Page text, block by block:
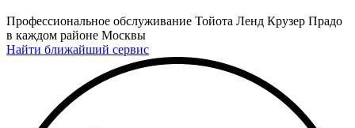
Профессиональное обслуживание Тойота Ленд Крузер Прадо
в каждом районе Москвы
Найти ближайший сервис